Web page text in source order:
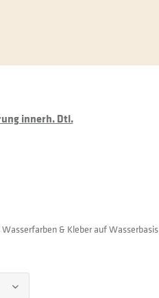
innerh. Dtl.
& Kleber auf Wasserbasis